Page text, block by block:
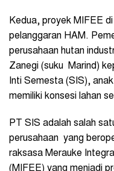
Kedua, proyek MIFEE
pelanggaran HAM.
perusahaan hutan
Zanegi (suku Marind)
Inti Semesta (SIS),
memiliki konsesi lahan
PT SIS adalah salah
perusahaan yang
raksasa Merauke
(MIFEE) yang menjadi